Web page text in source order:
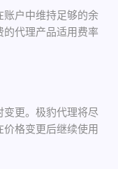
账户中维持足够的余
的代理产品适用费率
变更。极豹代理将尽
格变更后继续使用